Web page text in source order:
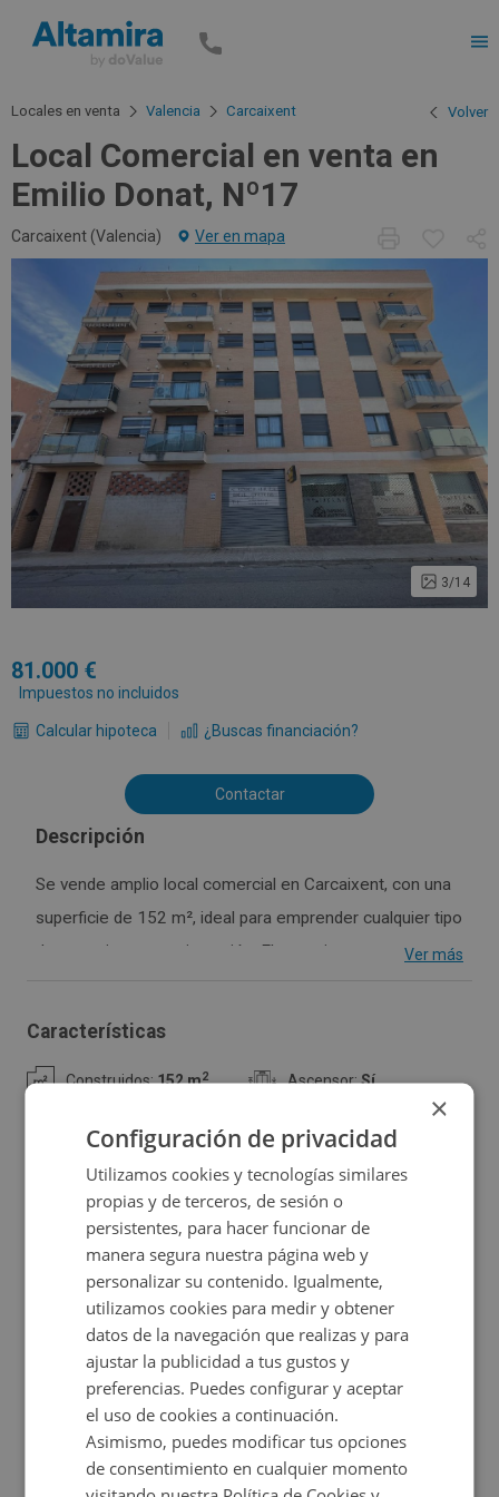
Locales en venta Valencia Carcaixent Volver
Local Comercial en venta en
Emilio Donat, Nº17
Carcaixent (Valencia) Ver en mapa
3/14
81.000
Impuestos no incluidos
Calcular hipoteca ¿Buscas financiación?
Contactar
Descripción
Se vende amplio local comercial en Carcaixent, con una
superficie de 152 m², ideal para emprender cualquier tipo
de negocio o como inversión. El espacio cuenta con una
a distintas actividades comerciales, oficinas o incluso
visibilidad, este local ofrece una gran oportunidad gracias
aporta luminosidad natural, además de múltiples
posibilidades de reforma para ajustarlo a tus
necesidades. Perfecto tanto para nuevos proyectos
como para ampliar tu actividad actual en una localidad
con gran dinamismo comercial. No dejes pasar esta
oportunidad de inversión. ¡Ven a visitarlo!
Ver más
Características
Construidos:152 m2 Ascensor:Sí
Certificado energético
Ubicación
Certificado energético
×
Configuración de privacidad
Utilizamos cookies y tecnologías similares
propias y de terceros, de sesión o
persistentes, para hacer funcionar de
manera segura nuestra página web y
personalizar su contenido. Igualmente,
utilizamos cookies para medir y obtener
datos de la navegación que realizas y para
ajustar la publicidad a tus gustos y
preferencias. Puedes configurar y aceptar
el uso de cookies a continuación.
Asimismo, puedes modificar tus opciones
de consentimiento en cualquier momento